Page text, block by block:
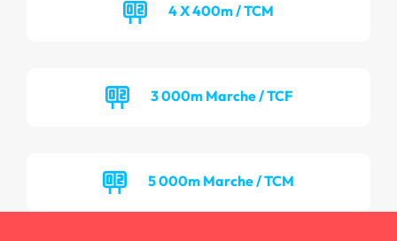
4 X 400m / TCM
3 000m Marche / TCF
5 000m Marche / TCM